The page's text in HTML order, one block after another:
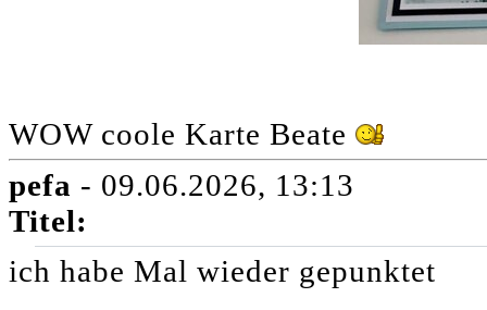
WOW coole Karte Beate
pefa - 09.06.2026, 13:13
Titel:
ich habe Mal wieder gepunktet